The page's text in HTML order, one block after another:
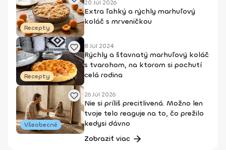
Recepty
20 Júl 2026
Extra ľahký a rýchly marhuľový
koláč s mrveničkou
Recepty
8 Júl 2024
Rýchly a šťavnatý marhuľový koláč
s tvarohom, na ktorom si pochutí
celá rodina
Všeobecné
26 Júl 2026
Nie si príliš precitlivená. Možno len
tvoje telo reaguje na to, čo prežilo
kedysi dávno
Zobraziť viac